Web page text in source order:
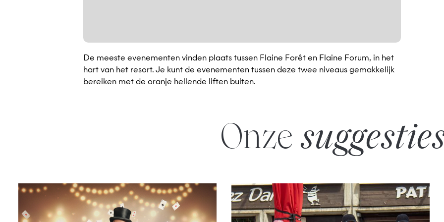
De meeste evenementen vinden plaats tussen Flaine Forêt en Flaine Forum, in het
hart van het resort. Je kunt de evenementen tussen deze twee niveaus gemakkelijk
bereiken met de oranje hellende liften buiten.
Onze